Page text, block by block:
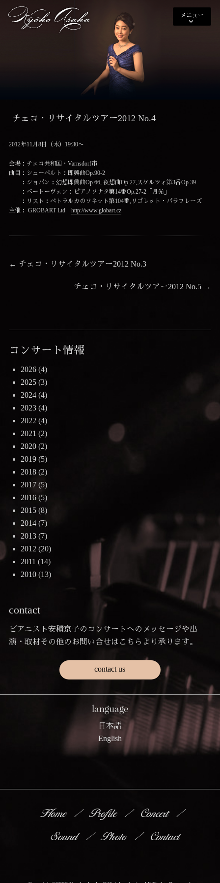
メニュー
チェコ・リサイタルツアー2012 No.4
2012年11月8日（木）19:30〜
会場：チェコ共和国・Varnsdorf市
曲目：シューベルト：即興曲Op.90-2
：ショパン：幻想即興曲Op.66, 夜想曲Op.27,スケルツォ第3番Op.39
：ベートーヴェン：ピアノソナタ第14番Op.27-2「月光」
：リスト：ペトラルカのソネット第104番,リゴレット・パラフレーズ
主催： GROBART Ltd http://www.globart.cz
投
シ
ョ
ン
← 前
チェコ・リサイタルツアー2012 No.3
次
チェコ・リサイタルツアー2012 No.5 →
コンサート情報
2026(4)
2025(3)
2024(4)
2023(4)
2022 (4)
2021 (2)
2020(2)
2019(5)
2018(2)
2017(5)
2016(5)
2015(8)
2014(7)
2013(7)
2012 (20)
2011 (14)
2010(13)
contact
ピアニスト安積京子のコンサートへのメッセージや出
演・取材その他のお問い合せはこちらより承ります。
contact us
language
日本語
English
Home Profile
Concert
Sound
Photo Contact